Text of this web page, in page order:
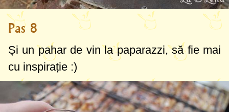
Pas 8
Și un paharde vin la paparazzi, să fie mai
cu inspirație :)